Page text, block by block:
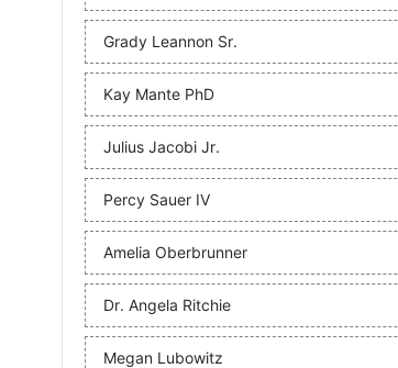
Grady Leannon Sr.
Kay Mante PhD
Julius Jacobi Jr.
Percy Sauer IV
Amelia Oberbrunner
Dr. Angela Ritchie
Megan Lubowitz